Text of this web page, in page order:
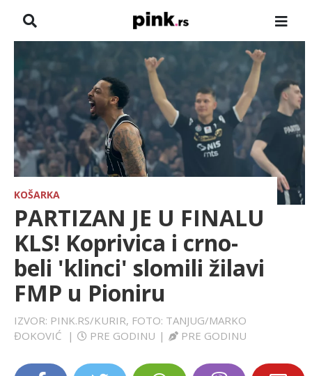
ZADRUGA
SHOWBIZ
HRONIKA
FARMERI
SPORT
LIFESTYLE
EXTRA
KOŠARKA
PARTIZAN JE U FINALU
KLS! Koprivica i crno-
beli 'klinci' slomili žilavi
FMP u Pioniru
IZVOR: PINK.RS/KURIR, FOTO: TANJUG/MARKO
ĐOKOVIĆ
| PRE GODINU | PRE GODINU